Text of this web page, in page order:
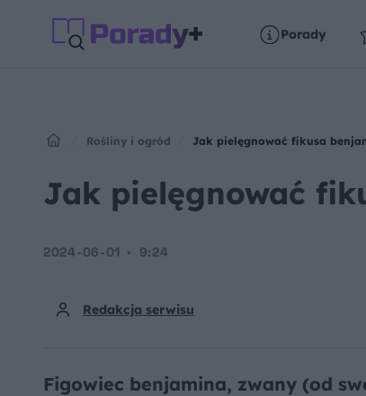
Porady
Rośliny i ogród Jak pielęgnować fikusa
Jak pielęgnować
Redakcja serwisu
2024-06-01 9:24
Figowiec benjamina, zwany (od